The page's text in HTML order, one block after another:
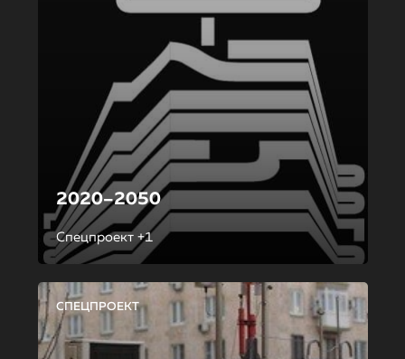
2020–2050
Спецпроект +1
СПЕЦПРОЕКТ